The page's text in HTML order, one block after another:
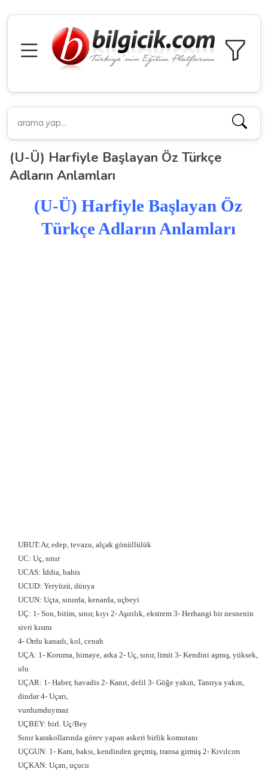
(U-Ü) Harfiyle Başlayan Öz Türkçe
Adların Anlamları
(U-Ü) Harfiyle Başlayan Öz
Türkçe Adların Anlamları
UBUT:Ar, edep, tevazu, alçak gönüllülük
UC: Uç, sınır
UCAS: İddia, bahis
UCUD: Yeryüzü, dünya
UCUN: Uçta, sınırda, kenarda, uçbeyi
UÇ: 1- Son, bitim, sınır, kıyı 2- Aşırılık, ekstrem 3- Herhangi bir nesnenin
sivri kısmı
4- Ordu kanadı, kol, cenah
UÇA: 1- Koruma, himaye, arka 2- Uç, sınır, limit 3- Kendini aşmış, yüksek,
ulu
UÇAR: 1- Haber, havadis 2- Kanıt, delil 3- Göğe yakın, Tanrıya yakın,
dindar 4- Uçarı,
vurdumduymaz
UÇBEY: birl. Uç/Bey
Sınır karakollarında görev yapan askeri birlik komutanı
UÇGUN: 1- Kam, baksı, kendinden geçmiş, transa girmiş 2- Kıvılcım
UÇKAN: Uçan, uçucu